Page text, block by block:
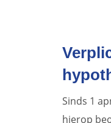
Sinds 1
hierop